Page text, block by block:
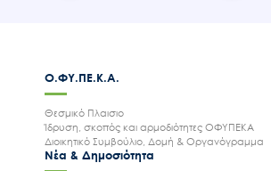
Ο.ΦΥ.ΠΕ.Κ.Α.
Θεσμικό Πλαισιο
Ίδρυση, σκοπός και αρμοδιότητες ΟΦΥΠΕΚΑ
Διοικητικό Συμβούλιο, Δομή & Οργανόγραμμα
Νέα & Δημοσιότητα